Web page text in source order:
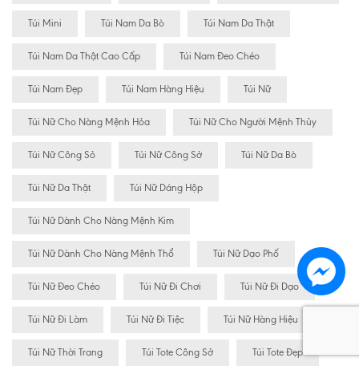
Túi Mini Túi Nam Da Bò Túi Nam Da Thật
Túi Nam Da Thật Cao Cấp Túi Nam Đeo Chéo
Túi Nam Đẹp Túi Nam Hàng Hiệu Túi Nữ
Túi Nữ Cho Nàng Mệnh Hỏa Túi Nữ Cho Người Mệnh Thủy
Túi Nữ Công Sỏ Túi Nữ Công Sở Túi Nữ Da Bò
Túi Nữ Da Thật Túi Nữ Dáng Hộp
Túi Nữ Dành Cho Nàng Mệnh Kim
Túi Nữ Dành Cho Nàng Mệnh Thổ Túi Nữ Dạo Phố
Túi Nữ Đeo Chéo Túi Nữ Đi Chơi Túi Nữ Đi Dạo
Túi Nữ Đi Làm Túi Nữ Đi Tiệc Túi Nữ Hàng Hiệu
Túi Nữ Thời Trang Túi Tote Công Sở Túi Tote Đẹp